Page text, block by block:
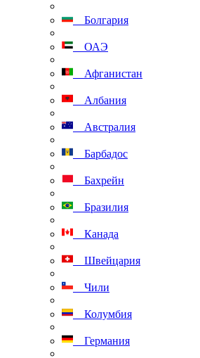
Болгария
ОАЭ
Афганистан
Албания
Австралия
Барбадос
Бахрейн
Бразилия
Канада
Швейцария
Чили
Колумбия
Германия